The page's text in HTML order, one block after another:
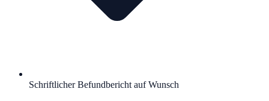
Schriftlicher Befundbericht auf Wunsch